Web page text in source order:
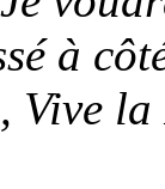
à
Vive